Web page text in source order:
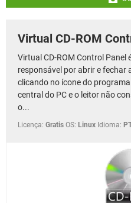
Virtual CD-ROM
Virtual CD-ROM Control
responsável por abrir e fechar
clicando no ícone do
central do PC e o leitor não
o...
Licença: Gratis OS: Linux Idioma: